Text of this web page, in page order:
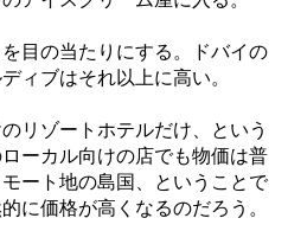
目の当たりにする。ドバイの
ィブはそれ以上に高い。
リゾートホテルだけ、という
ーカル向けの店でも物価は普
ート地の島国、ということで
に価格が高くなるのだろう。